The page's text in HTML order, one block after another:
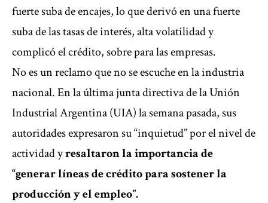
fuerte suba de encajes, lo que derivó en una fuerte
suba de las tasas de interés, alta volatilidad y
complicó el crédito, sobre para las empresas.
No es un reclamo que no se escuche en la industria
nacional. En la última junta directiva de la Unión
Industrial Argentina (UIA) la semana pasada, sus
autoridades expresaron su “inquietud” por el nivel de
actividad yresaltaron la importancia de
“generar líneas de crédito para sostener la
producción y el empleo”.